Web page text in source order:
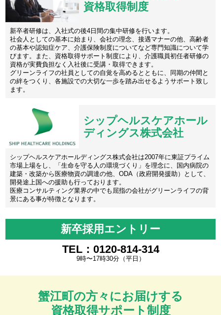
資格取得制度
新卒者研修は、入社式の後4日間の集中研修を行います。
社会人としての基本に始まり、会社の理念、接遇マナーの他、高齢者
の基本や認知症ケア、介護保険制度についてなど専門知識について学
びます。また、資格取得サポート制度により、介護職員初任者研修の
資格が実費負担なく入社後に受講・取得できます。
グリーンライフの社員としての自覚を高めるとともに、同期の仲間と
の絆をつくり、各施設での大切な一歩を踏み出せるようサポート致し
ます。
シップヘルスケアホール
ディングス株式会社
シップヘルスケアホールディングス株式会社は2007年に東証プライム
市場上場をし、「生命を守る人の環境づくり」を理念に、国内病院の
建築・改築から医療物資の調達の他、ODA（政府開発援助）として、
開発途上国への援助も行っております。
医療コンサルティング業界の中でも屈指の会社がグリーンライフの背
景にある事が特徴となります。
新卒採用エントリー
TEL：0120-814-314
9時〜17時30分（平日）
蟹江町の方々にお届けする
資格取得サポート制度